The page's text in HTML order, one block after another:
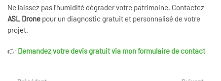
Ne laissez pas l’humidité dégrader votre patrimoine. Contactez
ASL Drone pour un diagnostic gratuit et personnalisé de votre
projet.
👉 Demandez votre devis gratuit via mon formulaire de contact